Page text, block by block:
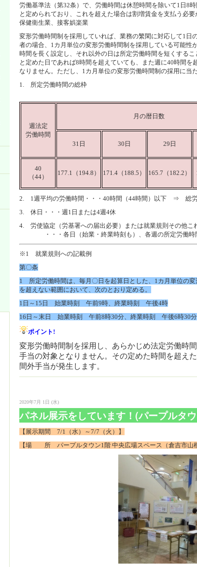
労働基準法（第32条）で、労働時間は休憩時間を除いて1日8
と定められており、これを超えた場合は割増賃金を支払う必
保健衛生業、接客娯楽業
変形労働時間制を採用していれば、業務の繁閑に対応して1
者の場合、1カ月単位の変形労働時間制を採用している可能
時間を長く設定し、それ以外の日は所定労働時間を短くする
と定めた日であれば8時間を超えていても、また週に40時間
なりません。ただし、1カ月単位の変形労働時間制の採用に当
1. 所定労働時間の総枠
週法定
労働時間
月の暦日数
31日 30日 29日
40
（44）
177.1（194.8） 171.4（188.5） 165.7（182.2）
2. 1週平均の労働時間・・・40時間（44時間）以下 ⇒ 総労
3. 休日・・・週1日または4週4休
4. 労使協定（労基署への届出必要）または就業規則その他こ
・・・各日（始業・終業時刻も）、各週の所定労働時間
※1 就業規則への記載例
第〇条
1 所定労働時間は、毎月〇日を起算日とした、1カ月単位の
を超えない範囲において、次のとおり定める。
1日～15日 始業時刻 午前9時、終業時刻 午後4時
16日～末日 始業時刻 午前8時30分、終業時刻 午後6時30分
ポイント!
変形労働時間制を採用し、あらかじめ法定労働時
手当の対象となりません。その定めた時間を超え
間外手当が発生します。
2020年7月 1日 (水)
パネル展示をしています！(パープルタ
【展示期間 7/1（水）～7/7（火）】
【場 所 パープルタウン1階 中央広場スペース（倉吉市山根